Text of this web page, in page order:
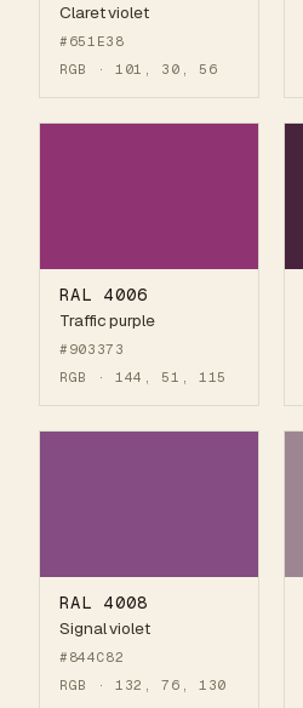
Claret violet
#651E38
RGB · 101, 30, 56
RAL 4006
Traffic purple
#903373
RGB · 144, 51, 115
RAL 4008
Signal violet
#844C82
RGB · 132, 76, 130